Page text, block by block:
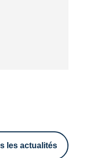
d'obtention
une IRM
les actualités